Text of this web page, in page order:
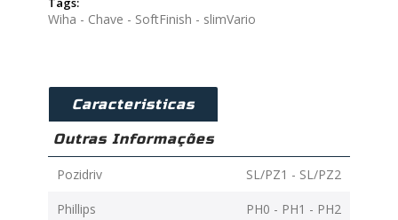
Wiha - Chave - SoftFinish - slimVario
Caracteristicas
Outras Informações
Pozidriv SL/PZ1 - SL/PZ2
Phillips PH0 - PH1 - PH2